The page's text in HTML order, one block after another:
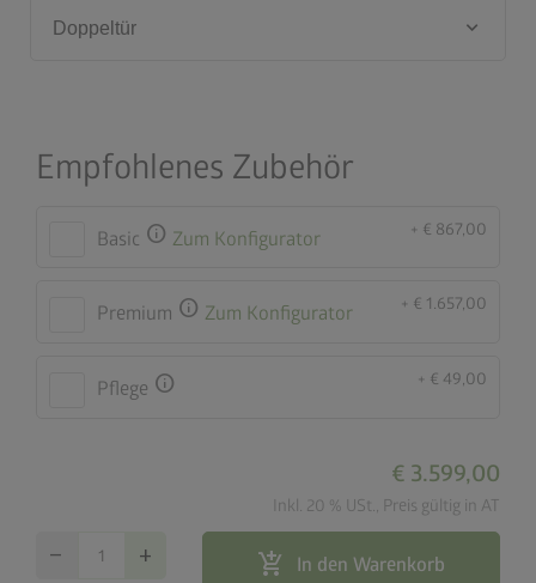
Doppeltür keyboard_arrow_down
Empfohlenes Zubehör
Basic info Zum Konfigurator + € 867,00
Premium info Zum Konfigurator + € 1.657,00
Pflege info + € 49,00
€ 3.599,00
Inkl. 20 % USt., Preis gültig in AT
remove add add_shopping_cart In den Warenkorb